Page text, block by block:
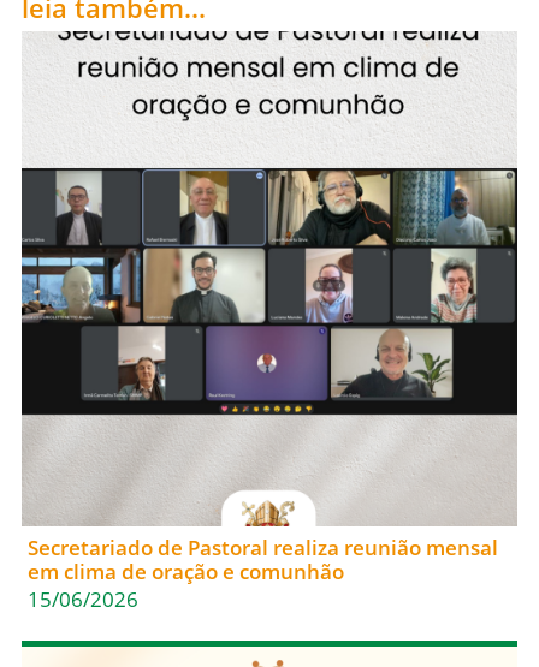
leia também...
Secretariado de Pastoral realiza reunião mensal
em clima de oração e comunhão
15/06/2026